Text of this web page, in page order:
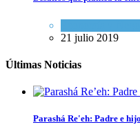
21 julio 2019
Últimas Noticias
Parashá Re'eh: Padre e